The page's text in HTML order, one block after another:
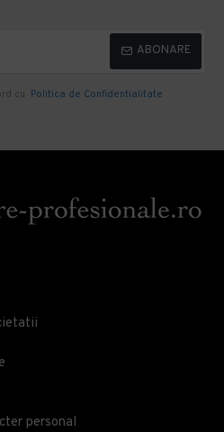
ABONARE
cu Politica de Confidentialitate
personal